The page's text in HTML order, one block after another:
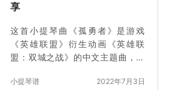
享
这首小提琴曲《孤勇者》是游戏
《英雄联盟》衍生动画《英雄联
盟：双城之战》的中文主题曲，由
唱，于2021年11月8日以单曲的形
小提琴谱 2022年7月3日